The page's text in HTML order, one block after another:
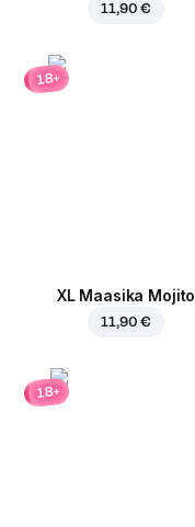
11,90 €
18+
XL Maasika Mojito
11,90 €
18+